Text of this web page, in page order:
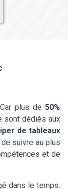
plus de 50%
sont dédiés aux
de tableaux
suivre au plus
et de
dans le temps.